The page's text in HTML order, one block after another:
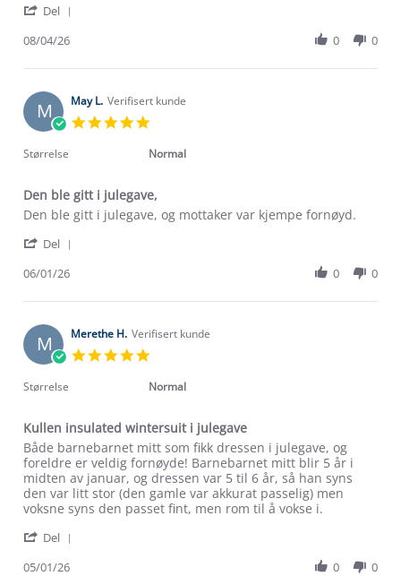
Ewa
on
Apr
veldig
Del
Ewa
on
8
Apr
08/04/26 0 0
M May L. Verifisert kunde
rating
Størrelse Normal
Den ble gitt i julegave,
Review
May
on
Jan
review
Den
gitt
julegave,
Den ble gitt i julegave, og mottaker var kjempe fornøyd.
Del
May
on
6
Jan
06/01/26 0 0
M Merethe H. Verifisert kunde
rating
Størrelse Normal
Kullen insulated wintersuit i julegave
Review
by
Merethe
H.
on
Jan
review
stating
Kullen
insulated
wintersuit
julegave
Både barnebarnet mitt som fikk dressen i julegave, og
foreldre er veldig fornøyde! Barnebarnet mitt blir 5 år i
midten av januar, og dressen var 5 til 6 år, så han syns
den var litt stor (den gamle var akkurat passelig) men
voksne syns den passet fint, men rom til å vokse i.
Del
05/01/26 0 0